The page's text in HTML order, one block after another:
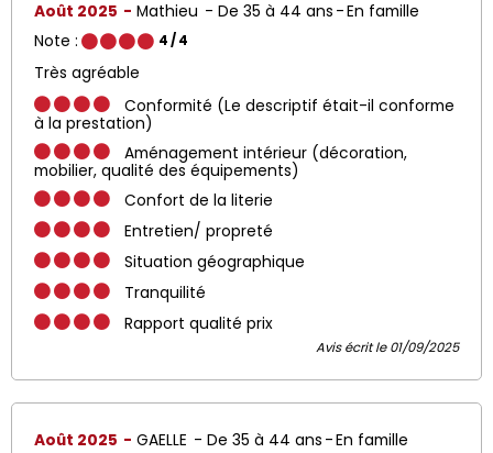
Août 2025 Mathieu De 35 à 44 ans
En famille
Note :
4/ 4
Très agréable
Conformité (Le descriptif était-il conforme
à la prestation)
Aménagement intérieur (décoration,
mobilier, qualité des équipements)
Confort de la literie
Entretien/ propreté
Situation géographique
Tranquilité
Rapport qualité prix
Avis écrit le 01/09/2025
Août 2025 GAELLE De 35 à 44 ans
En famille